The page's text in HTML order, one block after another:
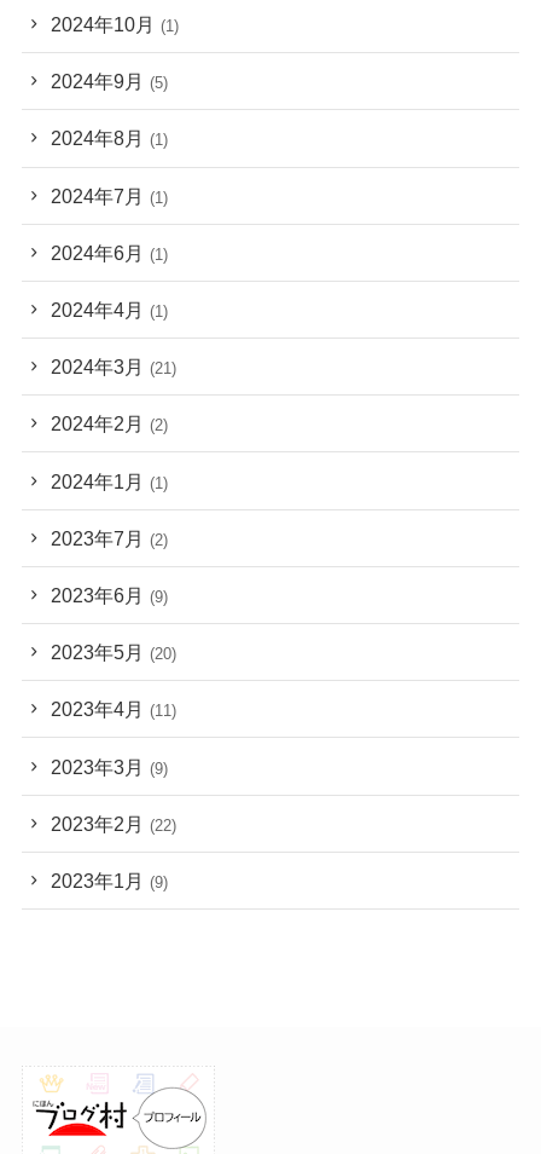
2024年10月 (1)
2024年9月 (5)
2024年8月 (1)
2024年7月 (1)
2024年6月 (1)
2024年4月 (1)
2024年3月 (21)
2024年2月 (2)
2024年1月 (1)
2023年7月 (2)
2023年6月 (9)
2023年5月 (20)
2023年4月 (11)
2023年3月 (9)
2023年2月 (22)
2023年1月 (9)